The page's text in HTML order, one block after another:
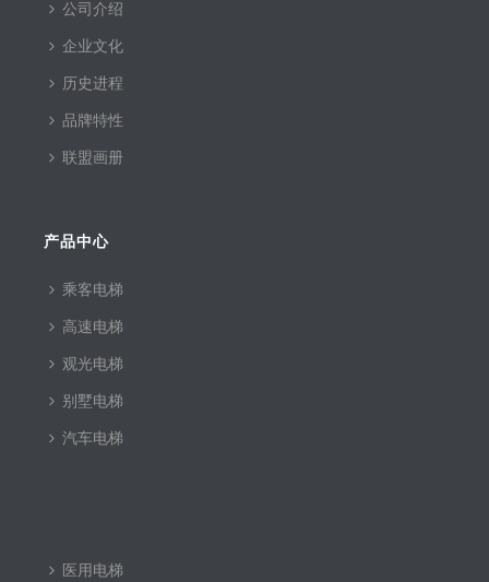
公司介绍
企业文化
历史进程
品牌特性
联盟画册
产品中心
乘客电梯
高速电梯
观光电梯
别墅电梯
汽车电梯
医用电梯